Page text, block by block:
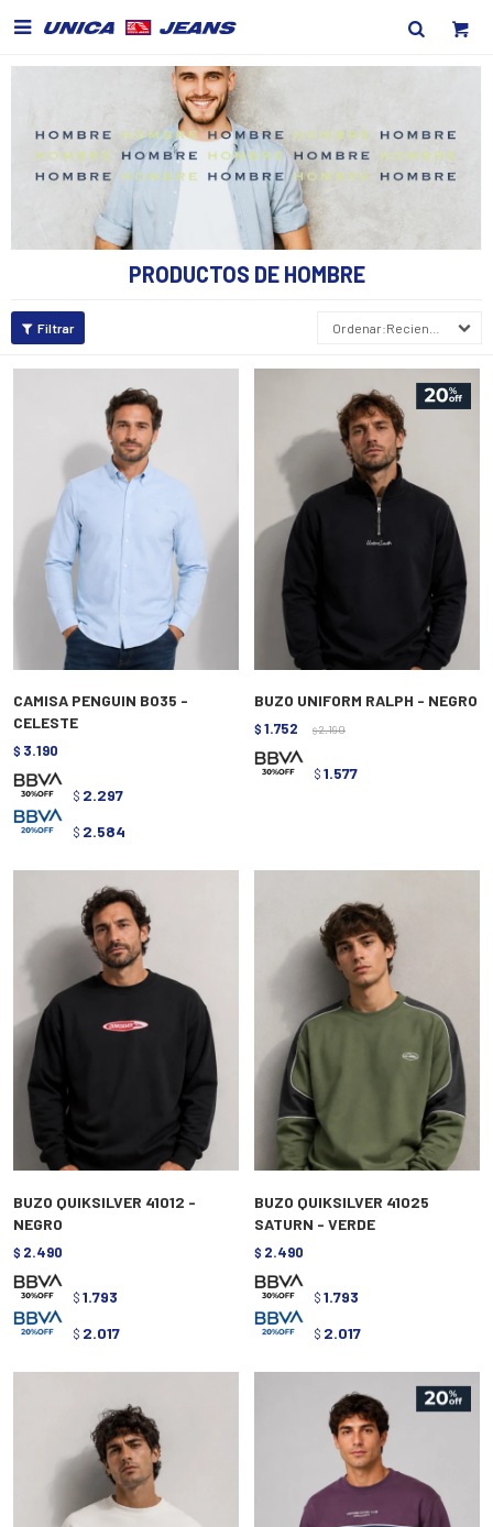

PRODUCTOS DE HOMBRE
Recientes
CAMISA PENGUIN B035 -
CELESTE
$ 3.190
$ 2.297
$ 2.584
BUZO UNIFORM RALPH - NEGRO
$ 1.752 $ 2.190
$ 1.577
BUZO QUIKSILVER 41012 -
NEGRO
$ 2.490
$ 1.793
$ 2.017
BUZO QUIKSILVER 41025
SATURN - VERDE
$ 2.490
$ 1.793
$ 2.017